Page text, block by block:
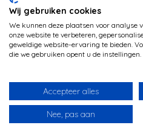
Wij gebruiken cookies
We kunnen deze plaatsen voor analyse
onze website te verbeteren,
geweldige website-ervaring te bieden.
die we gebruiken opent u de instellingen.
Accepteer alles
Nee, pas aan